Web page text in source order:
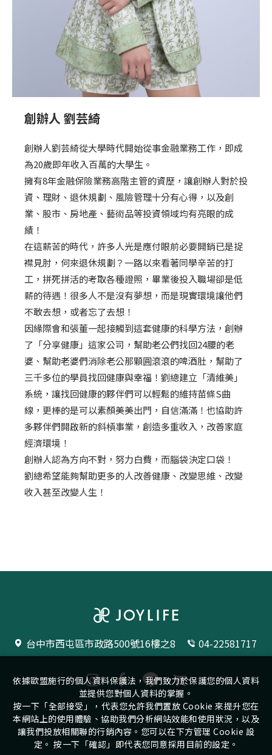
創辦人 劉芸綺
創辦人劉芸綺從大學時代開始從事金融業務工作，即成
為20歲即年收入百萬的大學生。
擁有8年金融保險業務高階主管的資歷 ，讓創辦人對於投
資、理財、退休規劃、風險管理十分有心得，以及創
業、股市、房地產、藝術品等投資領域均有亮眼的成
績！
在這薪苦的時代，許多人光是應付眼前必要開銷已是捉
襟見肘，何來退休規劃？一路以來看著同學辛苦的打
工，拼死拼活的考取各種證照，畢業後投入職場卻是低
薪的待遇！很多人不是沒有夢想，而是現實環境讓他們
不敢去想，或者忘了去想！
因緣際會和張董一起接觸到這套健康的科學方法，創辦
了「分享健康」這家公司，幫助老公們找回24腰的老
婆、幫助老婆們消除老公那顆圓滾滾的啤酒肚，幫助了
三千多位的學員找回健康與幸福！劉總建立「清維美」
系統，讓找回健康的夥伴們可以輕鬆的維持苗條S曲
線，更棒的是可以素顏美美出門，自信滿滿！也協助許
多夥伴們開啟新的斜槓事業，創造多重收入，改善家庭
經濟環境！
創辦人認為方向不對，努力白費，而腦袋決定口袋！
劉總希望能夠幫助更多的人改善健康、改變思維、改變
收入甚至改變人生！
台中市西屯區市政路500號16樓之8 04-22581717
Copyright © 2026 JOYLIFE All Rights Reserved.
Design byiBest
依據歐盟施行的個人資料保護法，我們致力於保護您的個人資料
並提供您對個人資料的掌握。
按一下「全部接受」，代表您允許我們置放 Cookie 來提升您在
本網站上的使用體驗、協助我們分析網站效能和使用狀況，以及
讓我們投放相關聯的行銷內容。您可以在下方管理 Cookie 設
定。 按一下「確認」即代表您同意採用目前的設定。